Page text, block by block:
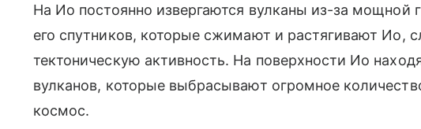
На Ио постоянно извергаются вулканы из-за мощной
его спутников, которые сжимают и растягивают Ио,
тектоническую активность. На поверхности Ио
вулканов, которые выбрасывают огромное
космос.